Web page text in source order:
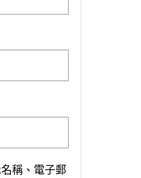
稱、電子郵